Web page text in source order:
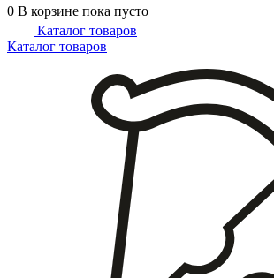
0 В корзине пока пусто
Каталог товаров
Каталог товаров